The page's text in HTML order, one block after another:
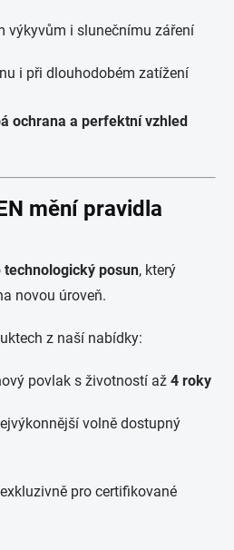
výkyvům i slunečnímu záření
i při dlouhodobém zatížení
ochrana a perfektní vzhled
mění pravidla
technologický posun, který
novou úroveň.
z naší nabídky:
povlak s životností až 4 roky
volně dostupný
pro certifikované